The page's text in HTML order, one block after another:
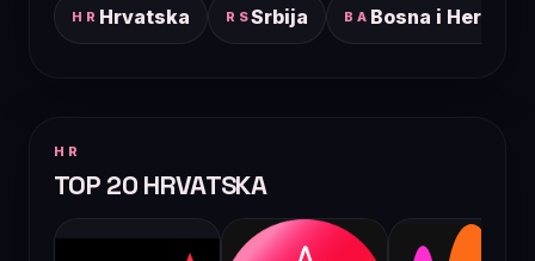
HR Hrvatska RSSrbija BA Bosna i
HR
TOP 20 HRVATSKA